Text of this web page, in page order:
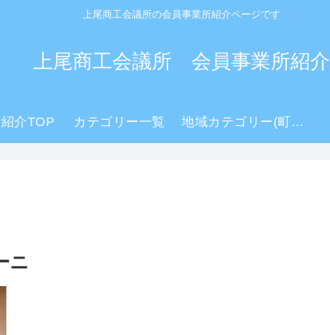
上尾商工会議所の会員事業所紹介ページです
上尾商工会議所 会員事業所紹介
介TOP カテゴリー一覧 地域カテゴリー(町名)
ニ